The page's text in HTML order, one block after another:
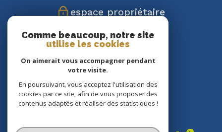
espace propriétaire
Nous
suivre
Nous
adhérons
Comme beaucoup, notre site
utilise les cookies
On aimerait vous accompagner pendant
votre visite.
En poursuivant, vous acceptez l'utilisation des
cookies par ce site, afin de vous proposer des
contenus adaptés et réaliser des statistiques !